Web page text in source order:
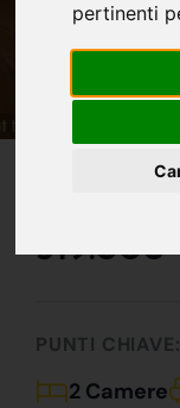
pertinenti
PUNTI CHIAVE:
2 Camere